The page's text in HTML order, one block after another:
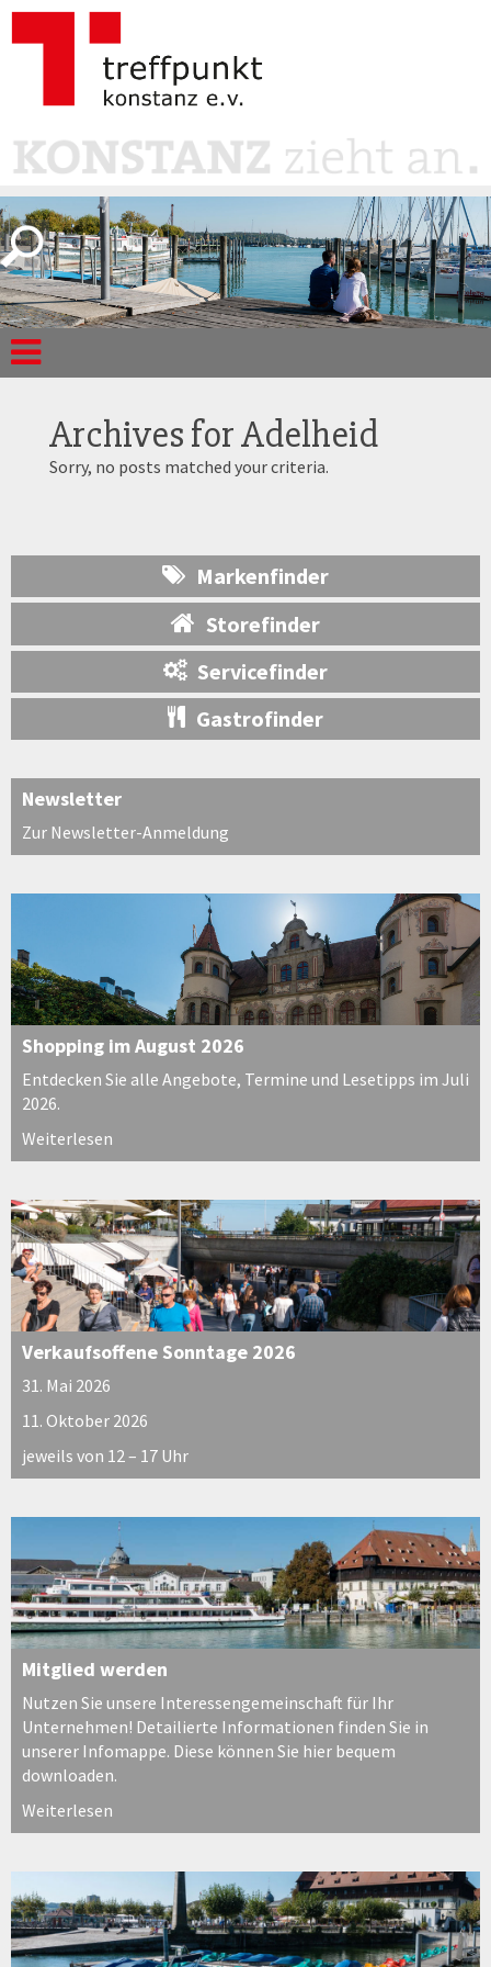
Archives forAdelheid
Sorry, no posts matched your criteria.
Markenfinder
Storefinder
Servicefinder
Gastrofinder
Newsletter
Zur Newsletter-Anmeldung
Shopping im August 2026
Entdecken Sie alle Angebote, Termine und Lesetipps im Juli
2026.
Weiterlesen
Verkaufsoffene Sonntage 2026
31. Mai 2026
11. Oktober 2026
jeweils von 12 – 17 Uhr
Mitglied werden
Nutzen Sie unsere Interessengemeinschaft für Ihr
Unternehmen! Detailierte Informationen finden Sie in
unserer Infomappe. Diese können Sie hier bequem
downloaden.
Weiterlesen